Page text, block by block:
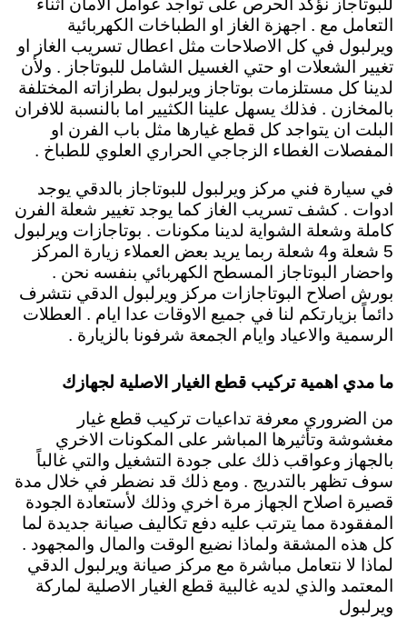
للبوتاجاز نؤكد الحرص على تواجد عوامل الامان اثناء
التعامل مع . اجهزة الغاز او الطباخات الكهربائية
ويرلبول في كل الاصلاحات مثل اعطال تسريب الغاز او
تغيير الشعلات او حتي الغسيل الشامل للبوتاجاز . ولأن
لدينا كل مستلزمات بوتاجاز ويرلبول بطرازاته المختلفة
بالمخازن . فذلك يسهل علينا الكثيير اما بالنسبة للافران
البلت ان يتواجد كل قطع غيارها مثل باب الفرن او
المفصلات الغطاء الزجاجي الحراري العلوي للطباخ .
في سيارة فني مركز ويرلبول للبوتاجاز بالدقي يوجد
ادوات . كشف تسريب الغاز كما يوجد تغيير شعلة الفرن
كاملة وشعلة الشواية لدينا مكونات . بوتاجازات ويرلبول
5 شعلة و4 شعلة ربما يريد بعض العملاء زيارة المركز
واحضار البوتاجاز المسطح الكهربائي بنفسه نحن .
بورش اصلاح البوتاجازات مركز ويرلبول الدقي نتشرف
دائماً بزيارتكم لنا في جميع الاوقات عدا ايام . العطلات
الرسمية والاعياد وايام الجمعة شرفونا بالزيارة .
ما مدي اهمية تركيب قطع الغيار الاصلية لجهازك
من الضروري معرفة تداعيات تركيب قطع غيار
مغشوشة وتأثيرها المباشر على المكونات الاخري
بالجهاز وعواقب ذلك على جودة التشغيل والتي غالباً
سوف تظهر بالتدريج . ومع ذلك قد نضطر في خلال مدة
قصيرة اصلاح الجهاز مرة اخري وذلك لأستعادة الجودة
المفقودة مما يترتب عليه دفع تكاليف صيانة جديدة لما
كل هذه المشقة ولماذا نضيع الوقت والمال والمجهود .
لماذا لا نتعامل مباشرة مع مركز صيانة ويرلبول الدقي
المعتمد والذي لديه غالبية قطع الغيار الاصلية لماركة
ويرلبول